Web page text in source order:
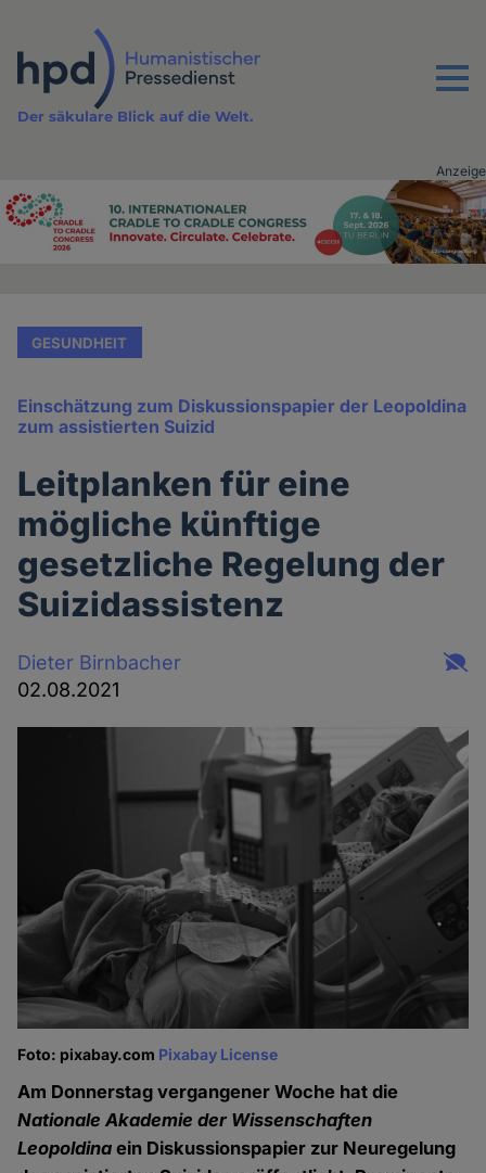
Inhalt
Menu
Der säkulare Blick auf die Welt.
Advertising
Anzeige
GESUNDHEIT
Einschätzung zum Diskussionspapier der Leopoldina
zum assistierten Suizid
Leitplanken für eine
mögliche künftige
gesetzliche Regelung der
Suizidassistenz
Dieter Birnbacher
02.08.2021
Foto: pixabay.com Pixabay License
Am Donnerstag vergangener Woche hat die
Nationale Akademie der Wissenschaften
Leopoldinaein Diskussionspapier zur Neuregelung